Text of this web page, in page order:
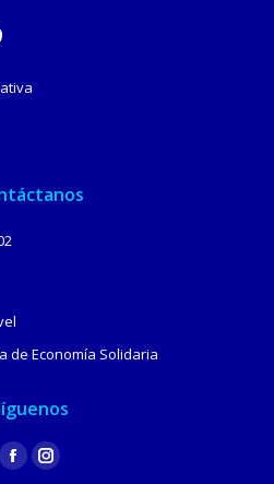
de Economía Solidaria
FacebookInstagram